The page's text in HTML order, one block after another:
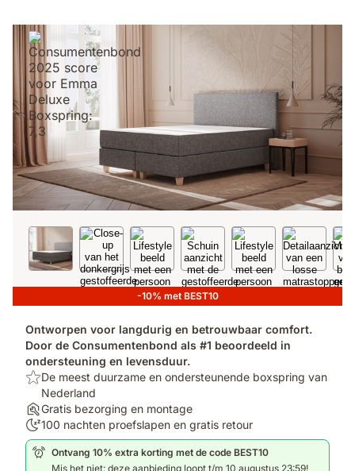
-10% met BEST10
Ontworpen voor langdurig en betrouwbaar comfort.
Door de Consumentenbond als #1 beoordeeld in
ondersteuning en levensduur.
Top:
meest
duurzame
en
ondersteunende
De meest duurzame en ondersteunende boxspring van
Nederland
Assembly:
Gratis
bezorging
en
Gratis bezorging en montage
100
nachten
proefslapen:
100 nachten proefslapen en gratis retour
Ontvang 10% extra korting met de code BEST10
Mis het niet: deze aanbieding loopt t/m 10 augustus 23:59!